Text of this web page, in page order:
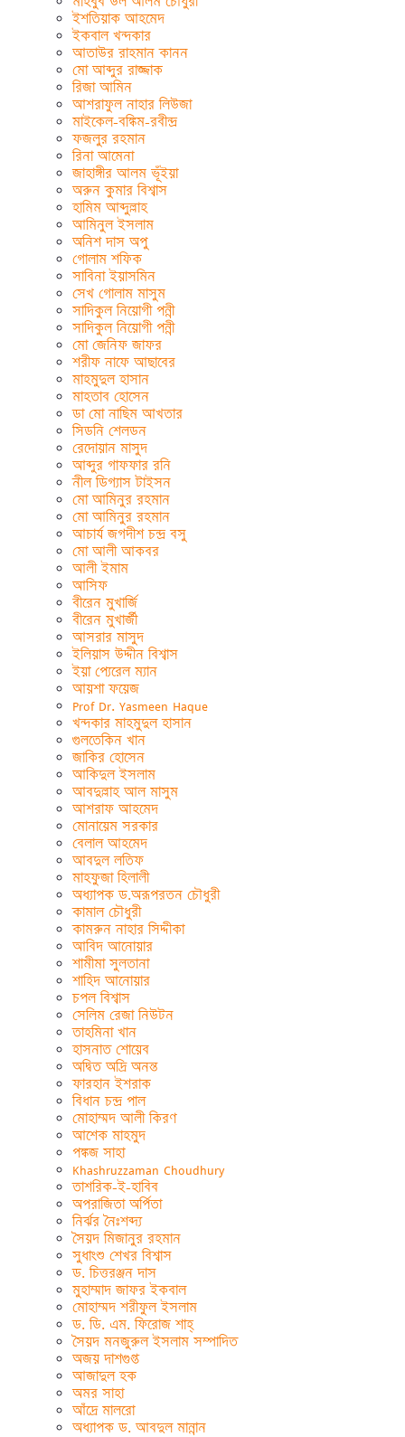
ইশতিয়াক আহমেদ
ইকবাল খন্দকার
আতাউর রাহমান কানন
মো আব্দুর রাজ্জাক
রিজা আমিন
আশরাফুল নাহার লিউজা
মাইকেল-বঙ্কিম-রবীন্দ্র
ফজলুর রহমান
রিনা আমেনা
জাহাঙ্গীর আলম ভূঁইয়া
অরুন কুমার বিশ্বাস
হামিম আব্দুল্লাহ
আমিনুল ইসলাম
অনিশ দাস অপু
গোলাম শফিক
সাবিনা ইয়াসমিন
সেখ গোলাম মাসুম
সাদিকুল নিয়োগী পন্নী
সাদিকুল নিয়োগী পন্নী
মো জেনিফ জাফর
শরীফ নাফে আছাবের
মাহমুদুল হাসান
মাহতাব হোসেন
ডা মো নাছিম আখতার
সিডনি শেলডন
রেদোয়ান মাসুদ
আব্দুর গাফফার রনি
নীল ডিগ্যাস টাইসন
মো আমিনুর রহমান
মো আমিনুর রহমান
আচার্য জগদীশ চন্দ্র বসু
মো আলী আকবর
আলী ইমাম
আসিফ
বীরেন মুখার্জি
বীরেন মুখার্জী
আসরার মাসুদ
ইলিয়াস উদ্দীন বিশ্বাস
ইয়া প্যেরেল ম্যান
আয়শা ফয়েজ
Prof Dr. Yasmeen Haque
খন্দকার মাহমুদুল হাসান
গুলতেকিন খান
জাকির হোসেন
আকিদুল ইসলাম
আবদুল্লাহ আল মাসুম
আশরাফ আহমেদ
মোনায়েম সরকার
বেলাল আহমেদ
আবদুল লতিফ
মাহফুজা হিলালী
অধ্যাপক ড.অরূপরতন চৌধুরী
কামাল চৌধুরী
কামরুন নাহার সিদ্দীকা
আবিদ আনোয়ার
শামীমা সুলতানা
শাহিদ আনোয়ার
চপল বিশ্বাস
সেলিম রেজা নিউটন
তাহমিনা খান
হাসনাত শোয়েব
অদ্বিত অদ্রি অনন্ত
ফারহান ইশরাক
বিধান চন্দ্র পাল
মোহাম্মদ আলী কিরণ
আশেক মাহমুদ
পঙ্কজ সাহা
Khashruzzaman Choudhury
তাশরিক-ই-হাবিব
অপরাজিতা অর্পিতা
নির্ঝর নৈঃশব্দ্য
সৈয়দ মিজানুর রহমান
সুধাংশু শেখর বিশ্বাস
ড. চিত্তরঞ্জন দাস
মুহাম্মাদ জাফর ইকবাল
মোহাম্মদ শরীফুল ইসলাম
ড. ডি. এম. ফিরোজ শাহ্
সৈয়দ মনজুরুল ইসলাম সম্পাদিত
অজয় দাশগুপ্ত
আজাদুল হক
অমর সাহা
আঁদ্রে মালরো
অধ্যাপক ড. আবদুল মান্নান